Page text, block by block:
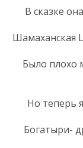
В сказке
Шамаханская
Было плохо
Но теперь
Богатыри-